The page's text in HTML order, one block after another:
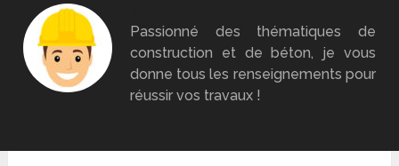
Passionné des thématiques de
construction et de béton, je vous
donne tous les renseignements pour
réussir vos travaux !